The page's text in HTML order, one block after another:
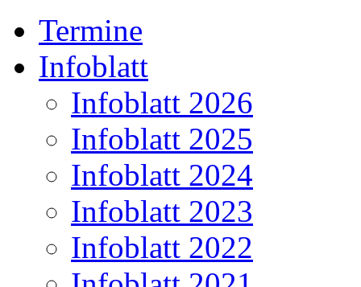
Termine
Infoblatt
Infoblatt 2026
Infoblatt 2025
Infoblatt 2024
Infoblatt 2023
Infoblatt 2022